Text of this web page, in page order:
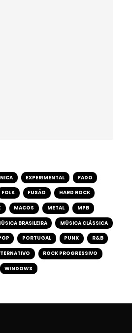
EXPERIMENTAL FADO
FOLK FUSÃO HARD ROCK
MACOS METAL MPB
BRASILEIRA MÚSICA CLÁSSICA
PORTUGAL PUNK R&B
ROCK PROGRESSIVO
WINDOWS